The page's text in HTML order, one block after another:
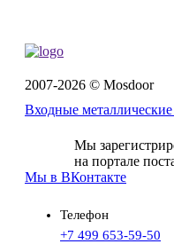
2007-2026 © Mosdoor
Входные
Мы
на портале
Мы в ВКонтакте
Телефон
+7 499 653-59-50